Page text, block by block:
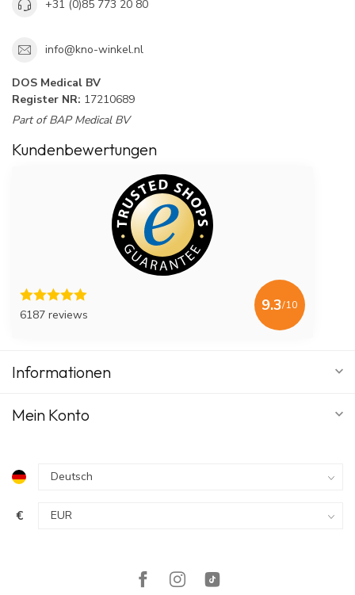
+31 (0)85 773 20 80
info@kno-winkel.nl
DOS Medical BV
Register NR: 17210689
Part of BAP Medical BV
Kundenbewertungen
6187 reviews
9.3/10
Informationen
Mein Konto
€